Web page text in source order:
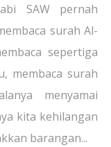
SAW pernah
surah Al-
sepertiga
membaca surah
menyamai
kita kehilangan
barangan...